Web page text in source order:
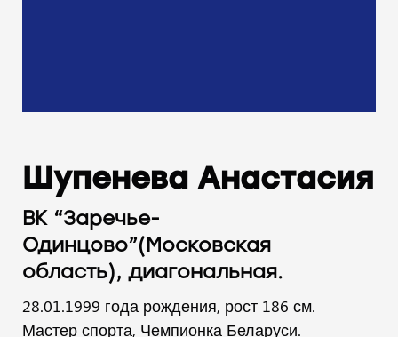
Шупенева Анастасия
ВК “Заречье-
Одинцово”(Московская
область), диагональная.
28.01.1999 года рождения, рост 186 см.
Мастер спорта, Чемпионка Беларуси.